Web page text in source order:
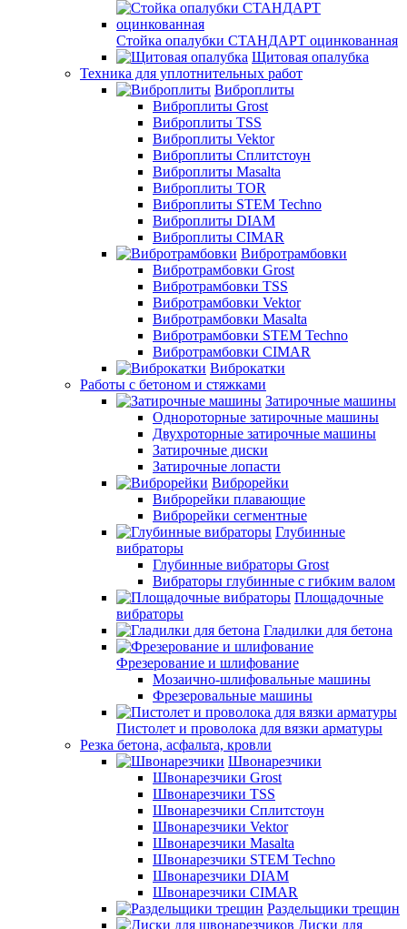
Стойка опалубки СТАНДАРТ оцинкованная
Щитовая опалубка
Техника для уплотнительных работ
Виброплиты
Виброплиты Grost
Виброплиты TSS
Виброплиты Vektor
Виброплиты Сплитстоун
Виброплиты Masalta
Виброплиты TOR
Виброплиты STEM Techno
Виброплиты DIAM
Виброплиты CIMAR
Вибротрамбовки
Вибротрамбовки Grost
Вибротрамбовки TSS
Вибротрамбовки Vektor
Вибротрамбовки Masalta
Вибротрамбовки STEM Techno
Вибротрамбовки CIMAR
Виброкатки
Работы с бетоном и стяжками
Затирочные машины
Однороторные затирочные машины
Двухроторные затирочные машины
Затирочные диски
Затирочные лопасти
Виброрейки
Виброрейки плавающие
Виброрейки сегментные
Глубинные
вибраторы
Глубинные вибраторы Grost
Вибраторы глубинные с гибким валом
Площадочные
вибраторы
Гладилки для бетона
Фрезерование и шлифование
Мозаично-шлифовальные машины
Фрезеровальные машины
Пистолет и проволока для вязки арматуры
Резка бетона, асфальта, кровли
Швонарезчики
Швонарезчики Grost
Швонарезчики TSS
Швонарезчики Сплитстоун
Швонарезчики Vektor
Швонарезчики Masalta
Швонарезчики STEM Techno
Швонарезчики DIAM
Швонарезчики CIMAR
Раздельщики трещин
Диски для